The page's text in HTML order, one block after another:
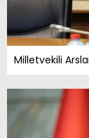
Milletvekili